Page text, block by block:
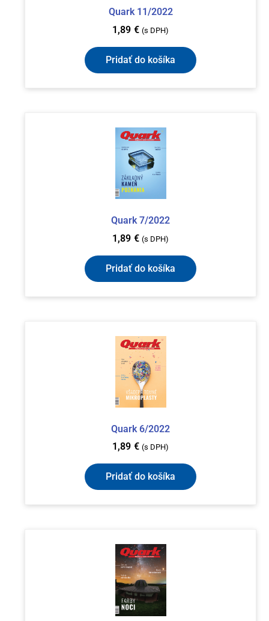
Quark 11/2022
1,89 € (s DPH)
Pridať do košíka
Quark 7/2022
1,89 € (s DPH)
Pridať do košíka
Quark 6/2022
1,89 € (s DPH)
Pridať do košíka